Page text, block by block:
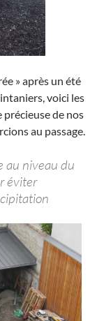
» après un été
voici les
précieuse de nos
au passage.
au niveau du
éviter